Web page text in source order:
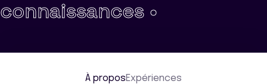
connaissances •
À proposExpériences